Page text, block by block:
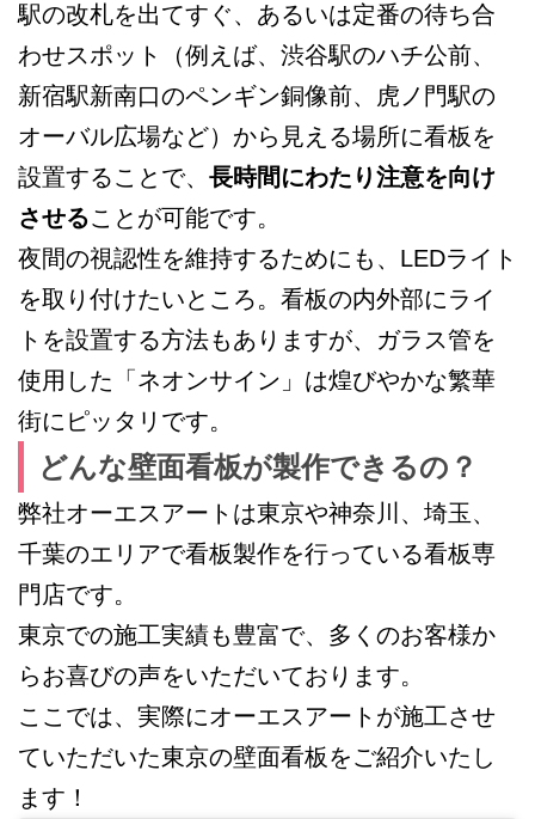
駅の改札を出てすぐ、あるいは定番の待ち合
わせスポット（例えば、渋谷駅のハチ公前、
新宿駅新南口のペンギン銅像前、虎ノ門駅の
オーバル広場など）から見える場所に看板を
設置することで、 長時間にわたり注意を向け
させることが可能です。
夜間の視認性を維持するためにも、LEDライト
を取り付けたいところ。看板の内外部にライ
トを設置する方法もありますが、ガラス管を
使用した「ネオンサイン」は煌びやかな繁華
街にピッタリです。
どんな壁面看板が製作できるの？
弊社オーエスアートは東京や神奈川、埼玉、
千葉のエリアで看板製作を行っている看板専
門店です。
東京での施工実績も豊富で、多くのお客様か
らお喜びの声をいただいております。
ここでは、実際にオーエスアートが施工させ
ていただいた東京の壁面看板をご紹介いたし
ます！